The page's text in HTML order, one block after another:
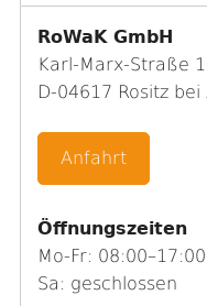
RoWaK GmbH
Karl-Marx-Straße
D-04617 Rositz
Anfahrt
Öffnungszeiten
Mo-Fr: 08:00–17:00
Sa: geschlossen